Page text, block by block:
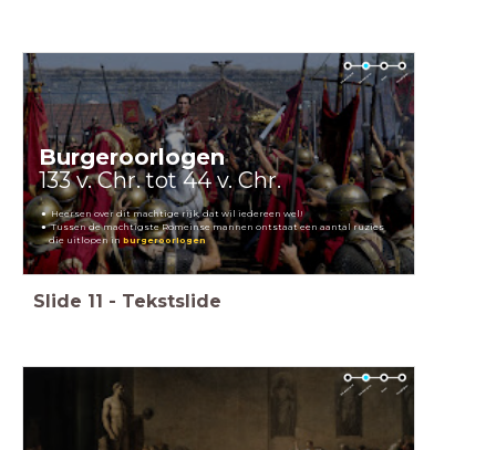
Burgeroorlogen
133 v. Chr. tot 44 v. Chr.
Heersen over dit machtige rijk, dat wil iedereen wel!
Tussen de machtigste Romeinse mannen ontstaat een aantal ruzies
die uitlopen in burgeroorlogen
Slide 11 - Tekstslide